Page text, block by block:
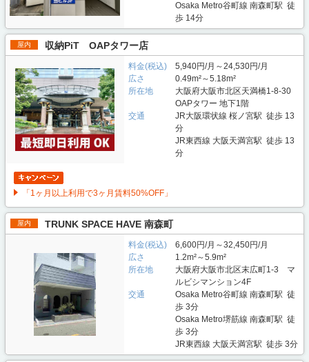
Osaka Metro谷町線 南森町駅 徒
歩 14分
屋内 収納PiT OAPタワー店
料金(税込)
5,940円/月～24,530円/月
広さ
0.49m²～5.18m²
所在地
大阪府大阪市北区天満橋1-8-30
OAPタワー 地下1階
交通
JR大阪環状線 桜ノ宮駅 徒歩 13
分
JR東西線 大阪天満宮駅 徒歩 13
分
「1ヶ月以上利用で3ヶ月賃料50%OFF」
屋内 TRUNK SPACE HAVE 南森町
料金(税込)
6,600円/月～32,450円/月
広さ
1.2m²～5.9m²
所在地
大阪府大阪市北区末広町1-3 マ
ルビシマンション4F
交通
Osaka Metro谷町線 南森町駅 徒
歩 3分
Osaka Metro堺筋線 南森町駅 徒
歩 3分
JR東西線 大阪天満宮駅 徒歩 3分